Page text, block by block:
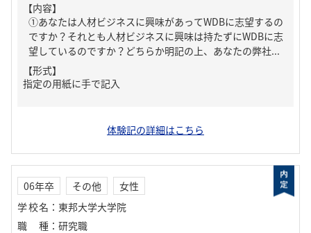
【内容】
①あなたは人材ビジネスに興味があってWDBに志望するの
ですか？それとも人材ビジネスに興味は持たずにWDBに志
望しているのですか？どちらか明記の上、あなたの弊社...
【形式】
指定の用紙に手で記入
体験記の詳細はこちら
06年卒 その他
女性
学校名 ： 東邦大学大学院
職種 ： 研究職